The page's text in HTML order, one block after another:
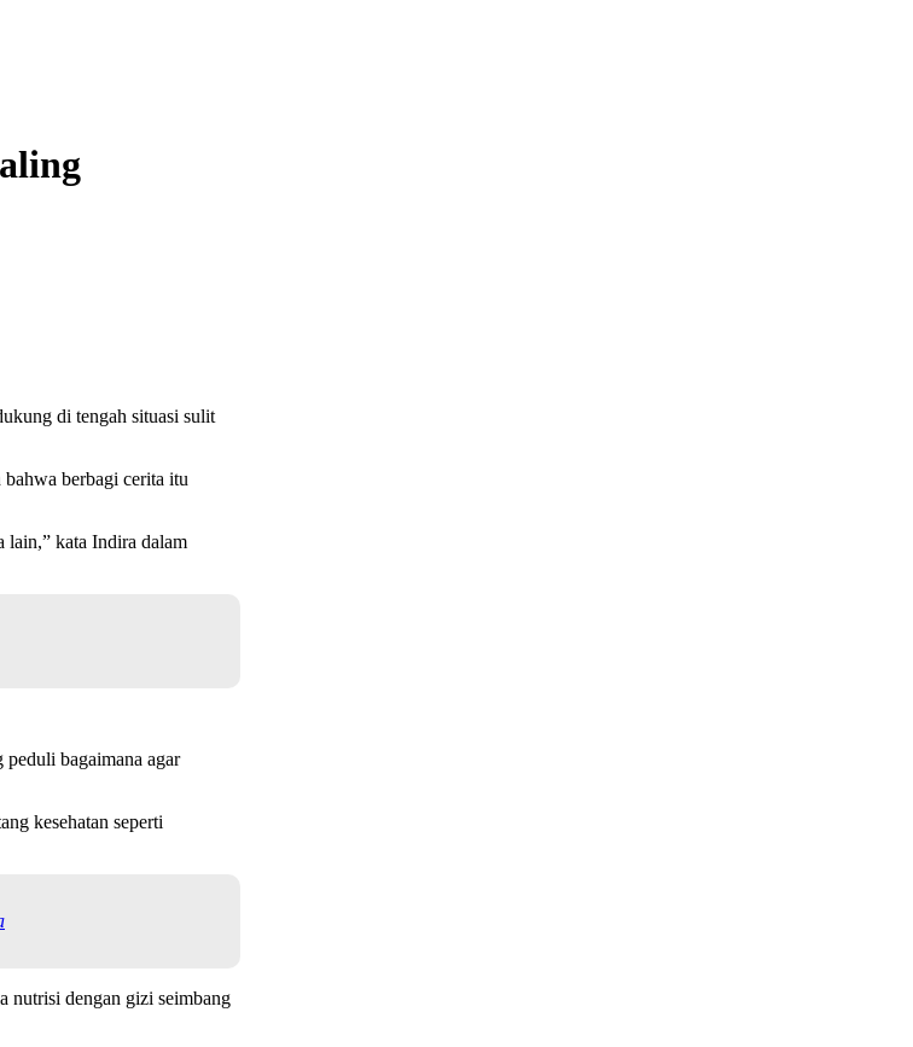
di tengah situasi sulit
berbagi cerita itu
lain,” kata Indira dalam
peduli bagaimana agar
kesehatan seperti
nutrisi dengan gizi seimbang